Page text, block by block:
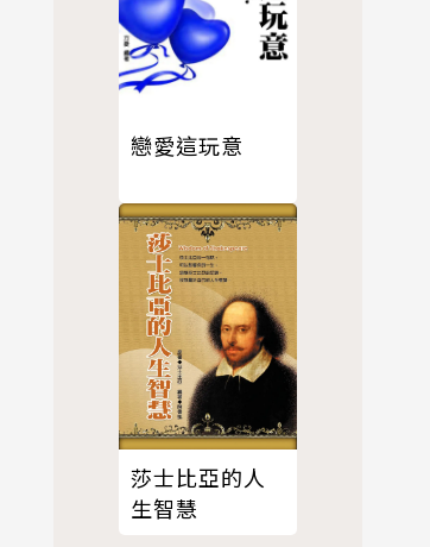
戀愛這玩意
莎士比亞的人
生智慧